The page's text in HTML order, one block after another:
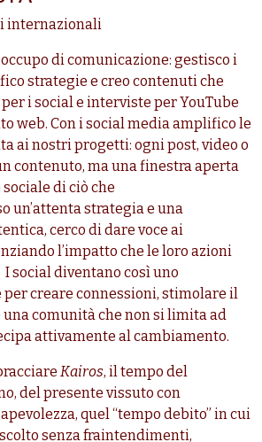
internazionali
di comunicazione: gestisco i
strategie e creo contenuti che
i social e interviste per YouTube
web. Con i social media amplifico le
ai nostri progetti: ogni post, video o
contenuto, ma una finestra aperta
di ciò che
un’attenta strategia e una
cerco di dare voce ai
l’impatto che le loro azioni
social diventano così uno
creare connessioni, stimolare il
comunità che non si limita ad
attivamente al cambiamento.
Kairos, il tempo del
del presente vissuto con
quel “tempo debito” in cui
senza fraintendimenti,